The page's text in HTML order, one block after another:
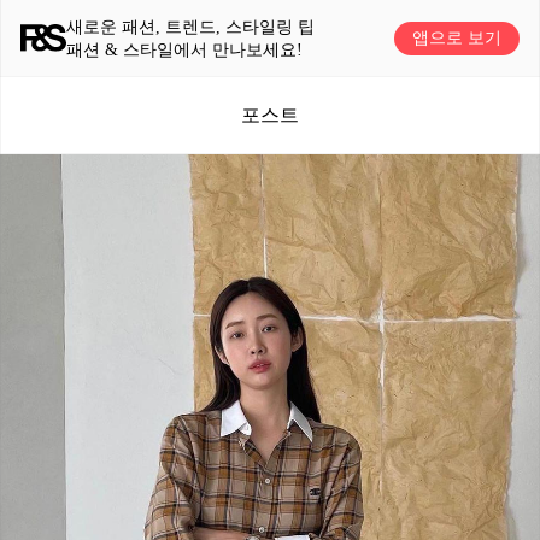
새로운 패션, 트렌드, 스타일링 팁
패션 & 스타일에서 만나보세요!
앱으로 보기
포스트